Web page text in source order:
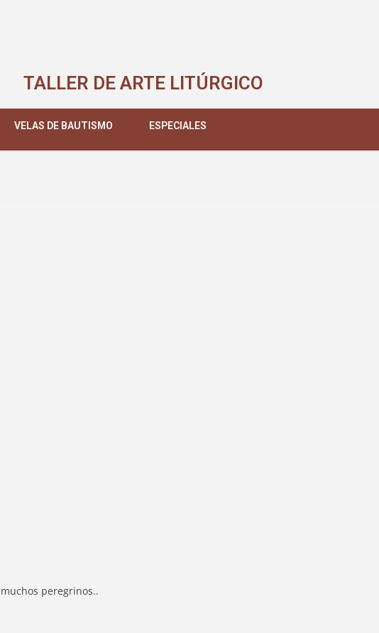
TALLER DE ARTE LITÚRGICO
VELAS DE BAUTISMO ESPECIALES
peregrinos..